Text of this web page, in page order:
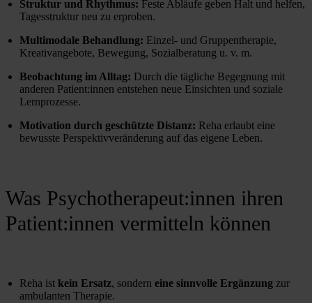
Struktur und Rhythmus: Feste Abläufe geben Halt und helfen,
Tagesstruktur neu zu erproben.
Multimodale Behandlung: Einzel- und Gruppentherapie,
Kreativangebote, Bewegung, Sozialberatung u. v. m.
Beobachtung im Alltag: Durch die tägliche Begegnung mit
anderen Patient:innen entstehen neue Einsichten und soziale
Lernprozesse.
Motivation durch geschützte Distanz: Reha erlaubt eine
bewusste Perspektivveränderung auf das eigene Leben.
Was Psychotherapeut:innen ihren
Patient:innen vermitteln können
Reha ist kein Ersatz, sondern eine sinnvolle Ergänzung zur
ambulanten Therapie.